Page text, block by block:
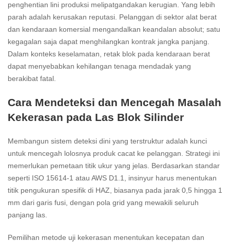
penghentian lini produksi melipatgandakan kerugian. Yang lebih
parah adalah kerusakan reputasi. Pelanggan di sektor alat berat
dan kendaraan komersial mengandalkan keandalan absolut; satu
kegagalan saja dapat menghilangkan kontrak jangka panjang.
Dalam konteks keselamatan, retak blok pada kendaraan berat
dapat menyebabkan kehilangan tenaga mendadak yang
berakibat fatal.
Cara Mendeteksi dan Mencegah Masalah
Kekerasan pada Las Blok Silinder
Membangun sistem deteksi dini yang terstruktur adalah kunci
untuk mencegah lolosnya produk cacat ke pelanggan. Strategi ini
memerlukan pemetaan titik ukur yang jelas. Berdasarkan standar
seperti ISO 15614-1 atau AWS D1.1, insinyur harus menentukan
titik pengukuran spesifik di HAZ, biasanya pada jarak 0,5 hingga 1
mm dari garis fusi, dengan pola grid yang mewakili seluruh
panjang las.
Pemilihan metode uji kekerasan menentukan kecepatan dan